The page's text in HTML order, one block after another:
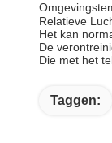
Relatieve
Het kan
De
Die met het
Taggen: